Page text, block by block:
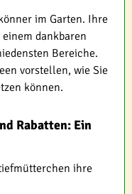
im Garten. Ihre
dankbaren
Bereiche.
vorstellen, wie Sie
können.
Rabatten: Ein
ihre